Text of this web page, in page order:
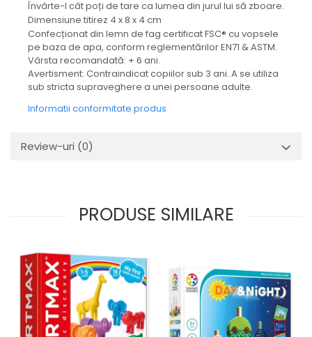
Învârte-l cât poți de tare ca lumea din jurul lui să zboare.
Dimensiune titirez 4 x 8 x 4 cm
Confecționat din lemn de fag certificat FSC® cu vopsele
pe baza de apa, conform reglementărilor EN71 & ASTM.
Vârsta recomandată: + 6 ani.
Avertisment: Contraindicat copiilor sub 3 ani. A se utiliza
sub stricta supraveghere a unei persoane adulte.
Informatii conformitate produs
Review-uri (0)
PRODUSE SIMILARE